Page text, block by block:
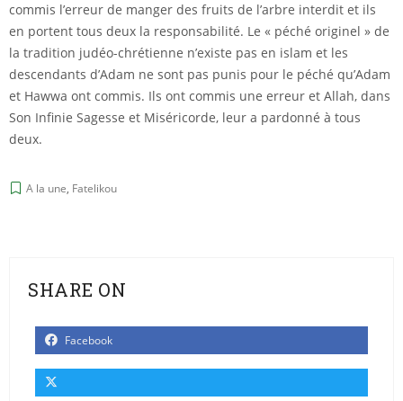
commis l’erreur de manger des fruits de l’arbre interdit et ils
en portent tous deux la responsabilité. Le « péché originel » de
la tradition judéo-chrétienne n’existe pas en islam et les
descendants d’Adam ne sont pas punis pour le péché qu’Adam
et Hawwa ont commis. Ils ont commis une erreur et Allah, dans
Son Infinie Sagesse et Miséricorde, leur a pardonné à tous
deux.
A la une, Fatelikou
SHARE ON
Facebook